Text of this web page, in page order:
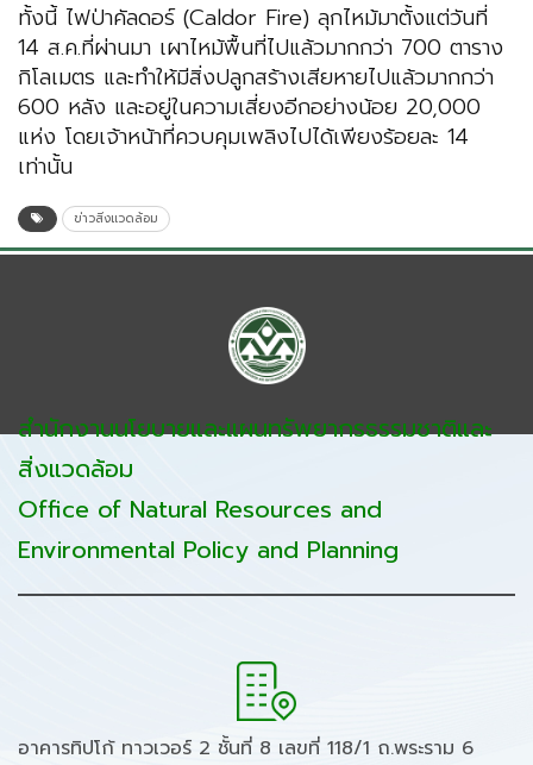
ทั้งนี้ ไฟป่าคัลดอร์ (Caldor Fire) ลุกไหม้มาตั้งแต่วันที่
14 ส.ค.ที่ผ่านมา เผาไหม้พื้นที่ไปแล้วมากกว่า 700 ตาราง
กิโลเมตร และทำให้มีสิ่งปลูกสร้างเสียหายไปแล้วมากกว่า
600 หลัง และอยู่ในความเสี่ยงอีกอย่างน้อย 20,000
แห่ง โดยเจ้าหน้าที่ควบคุมเพลิงไปได้เพียงร้อยละ 14
เท่านั้น
ข่าวสิ่งแวดล้อม
สำนักงานนโยบายและแผนทรัพยากรธรรมชาติและ
สิ่งแวดล้อม
Office of Natural Resources and
Environmental Policy and Planning
อาคารทิปโก้ ทาวเวอร์ 2 ชั้นที่ 8 เลขที่ 118/1 ถ.พระราม 6